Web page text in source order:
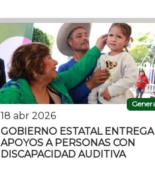
18 abr 2026
GOBIERNO ESTATAL ENTREGA
APOYOS A PERSONAS CON
DISCAPACIDAD AUDITIVA